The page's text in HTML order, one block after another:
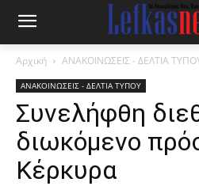
Αρχική ΑΝΑΚΟΙΝΩΣΕΙΣ - ΔΕΛΤΙΑ
ΑΝΑΚΟΙΝΩΣΕΙΣ - ΔΕΛΤΙΑ ΤΥΠΟΥ
Συνελήφθη
διωκόμενο
Κέρκυρα